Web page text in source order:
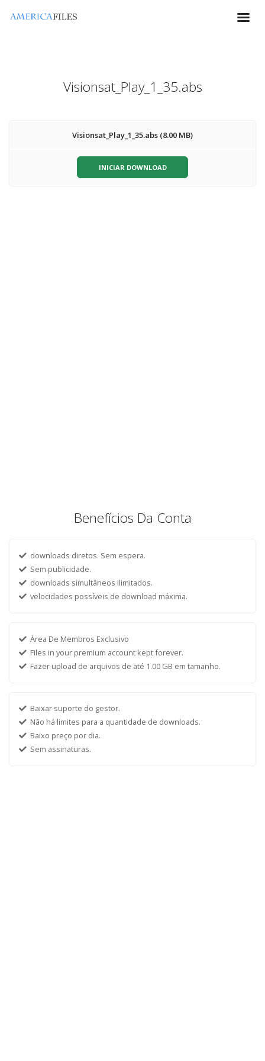
Visionsat_Play_1_35.abs
Visionsat_Play_1_35.abs (8.00 MB)
INICIAR DOWNLOAD
Benefícios Da Conta
downloads diretos. Sem espera.
Sem publicidade.
downloads simultâneos ilimitados.
velocidades possíveis de download máxima.
Área De Membros Exclusivo
Files in your premium account kept forever.
Fazer upload de arquivos de até 1.00 GB em tamanho.
Baixar suporte do gestor.
Não há limites para a quantidade de downloads.
Baixo preço por dia.
Sem assinaturas.